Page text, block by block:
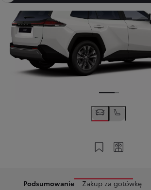
Zapisz na swoim koncie
Podsumowanie Zakup za gotówkę